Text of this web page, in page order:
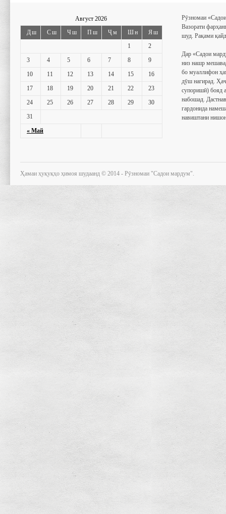
Август 2026
Дш
Сш Чш Пш Ҷм Шн Яш
« Май
1
2
3
4 5 6 7 8
9
10
11 12 13 14 15
16
17
18 19 20 21 22
23
24
25 26 27 28 29
30
31
Рӯзномаи
Вазорати
шуд. Рақами
Дар «Садои
низ нашр
бо муаллифон
дӯш нагирад.
супоришӣ) бояд
набошад.
гардонида
навиштани
Ҳамаи ҳуқуқҳо ҳимоя шудаанд © 2014 - Рӯзномаи "Садои мардум".